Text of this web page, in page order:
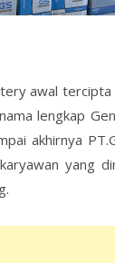
awal
lengkap
akhirnya
yang